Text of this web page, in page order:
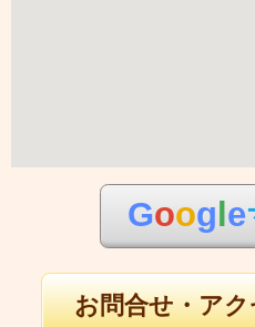
Goog e
お問合せ・ア